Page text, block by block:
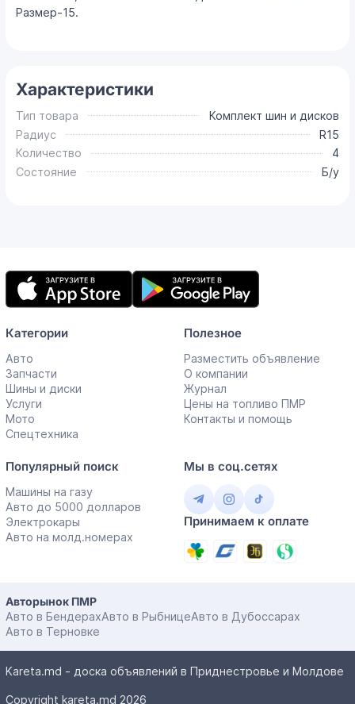
Размер-15.
Характеристики
Тип товара
Комплект шин и дисков
Радиус
R15
Количество
4
Состояние
Б/у
Мобильное
приложение
Категории
Авто
Запчасти
Шины и диски
Услуги
Мото
Спецтехника
Полезное
Разместить объявление
О компании
Журнал
Цены на топливо ПМР
Контакты и помощь
Популярный поиск
Машины на газу
Авто до 5000 долларов
Электрокары
Авто на молд.номерах
Мы в соц.сетях
Принимаем к оплате
Авторынок ПМР
Авто в БендерахАвто в РыбницеАвто в Дубоссарах
Авто в Терновке
Kareta.md - доска объявлений в Приднестровье и Молдове
Copyright kareta.md 2026